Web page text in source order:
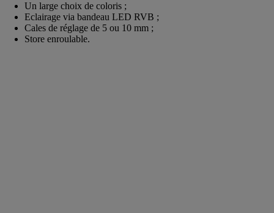
Un large choix de coloris ;
Eclairage via bandeau LED RVB ;
Cales de réglage de 5 ou 10 mm ;
Store enroulable.